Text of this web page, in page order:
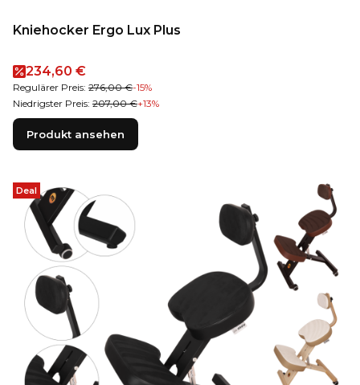
Kniehocker Ergo Lux Plus
Aktionspreis
234,60 €
Regulärer Preis: 276,00 €-15%
Niedrigster Preis: 207,00 €+13%
Produkt ansehen
Deal